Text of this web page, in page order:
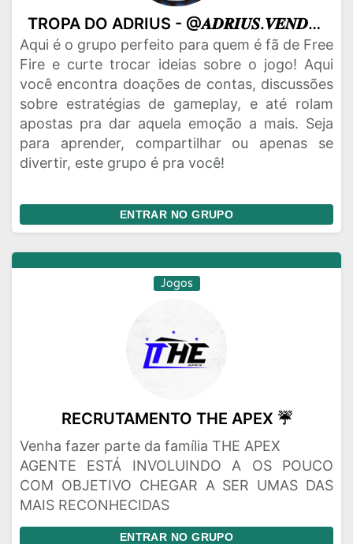
TROPA DO ADRIUS - @𝑨𝑫𝑹𝑰𝑼𝑺.𝑽𝑬𝑵𝑫𝑨𝑺
Aqui é o grupo perfeito para quem é fã de Free
Fire e curte trocar ideias sobre o jogo! Aqui
você encontra doações de contas, discussões
sobre estratégias de gameplay, e até rolam
apostas pra dar aquela emoção a mais. Seja
para aprender, compartilhar ou apenas se
divertir, este grupo é pra você!
ENTRAR NO GRUPO
Jogos
RECRUTAMENTO THE APEX ☔
Venha fazer parte da família THE APEX
AGENTE ESTÁ INVOLUINDO A OS POUCO
COM OBJETIVO CHEGAR A SER UMAS DAS
MAIS RECONHECIDAS
ENTRAR NO GRUPO